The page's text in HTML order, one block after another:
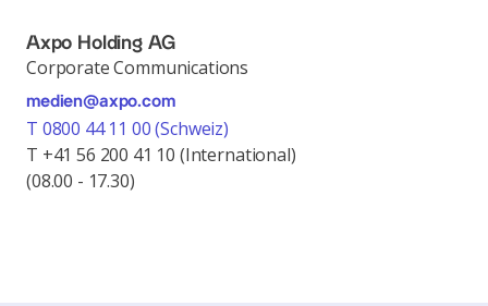
Axpo Holding AG
Corporate Communications
medien@axpo.com
T 0800 44 11 00 (Schweiz)
T +41 56 200 41 10 (International)
(08.00 - 17.30)